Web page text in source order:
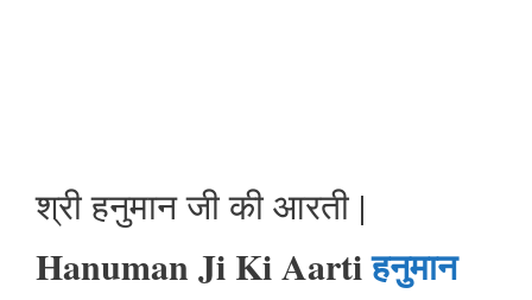
श्री हनुमान जी की आरती |
Hanuman Ji Ki Aartiहनुमान